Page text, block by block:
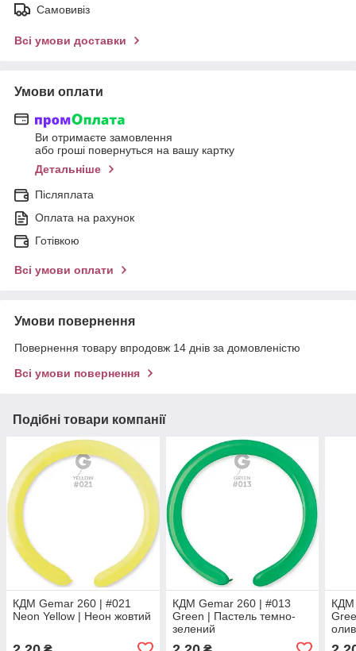
Самовивіз
Всі умови доставки
Умови оплати
Ви отримаєте замовлення
або гроші повернуться на вашу картку
Детальніше
Післяплата
Оплата на рахунок
Готівкою
Всі умови оплати
Умови повернення
Повернення товару впродовж 14 днів за домовленістю
Всі умови повернення
Подібні товари компанії
КДМ Gemar 260 | #021
Neon Yellow | Неон жовтий
КДМ Gemar 260 | #013
Green | Пастель темно-
зелений
КДМ